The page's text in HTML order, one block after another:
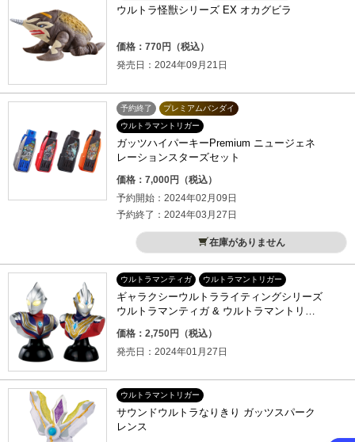
ウルトラ怪獣シリーズ EX オカグビラ
価格：770円（税込）
発売日：2024年09月21日
予約終了
プレミアムバンダイ
ウルトラマントリガー
ガッツハイパーキーPremium ニュージェネ
レーションスターズセット
価格：7,000円（税込）
予約開始：2024年02月09日
予約終了：2024年03月27日
在庫がありません
ウルトラマンティガ ウルトラマントリガー
ギャラクシーウルトラライティングシリーズ
ウルトラマンティガ & ウルトラマントリガ
価格：2,750円（税込）
発売日：2024年01月27日
ウルトラマントリガー
サウンドウルトラなりきり ガッツスパーク
レンス